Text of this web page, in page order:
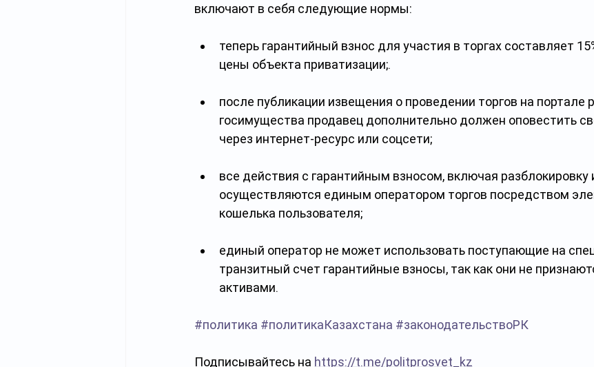
включают в себя следующие нормы:
теперь гарантийный взнос для участия в торгах составляет
цены объекта приватизации;.
после публикации извещения о проведении торгов на портале
госимущества продавец дополнительно должен оповестить
через интернет-ресурс или соцсети;
все действия с гарантийным взносом, включая разблокировку
осуществляются единым оператором торгов посредством
кошелька пользователя;
единый оператор не может использовать поступающие на
транзитный счет гарантийные взносы, так как они не
активами.
#политика #политикаКазахстана #законодательствоРК
Подписывайтесь на https://t.me/politprosvet_kz